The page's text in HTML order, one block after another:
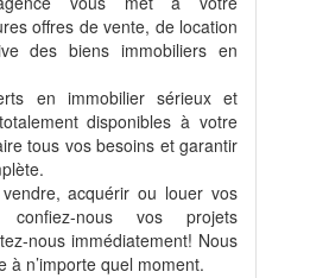
offres de vente, de location
des biens immobiliers en
en immobilier sérieux et
disponibles à votre
tous vos besoins et garantir
acquérir ou louer vos
confiez-nous vos projets
nous immédiatement! Nous
à n’importe quel moment.